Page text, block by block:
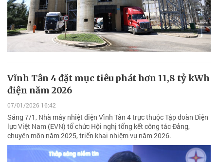
Vĩnh Tân 4 đặt mục tiêu phát hơn 11,8 tỷ kWh
điện năm 2026
07/01/2026 16:42
Sáng 7/1, Nhà máy nhiệt điện Vĩnh Tân 4 trực thuộc Tập đoàn Điện
lực Việt Nam (EVN) tổ chức Hội nghị tổng kết công tác Đảng,
chuyên môn năm 2025, triển khai nhiệm vụ năm 2026.